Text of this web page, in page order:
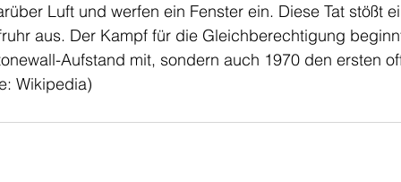
Luft und werfen ein Fenster ein. Diese Tat stößt
aus. Der Kampf für die Gleichberechtigung
Aufstand mit, sondern auch 1970 den ersten
Wikipedia)